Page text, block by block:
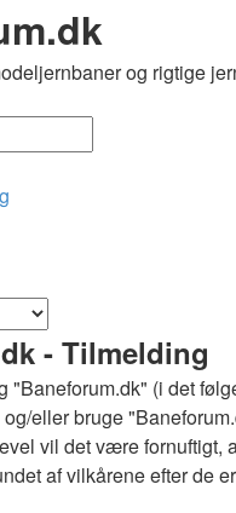
og rigtige
- Tilmelding
"Baneforum.dk" (i det
eller bruge
vil det være fornuftigt,
af vilkårene efter de